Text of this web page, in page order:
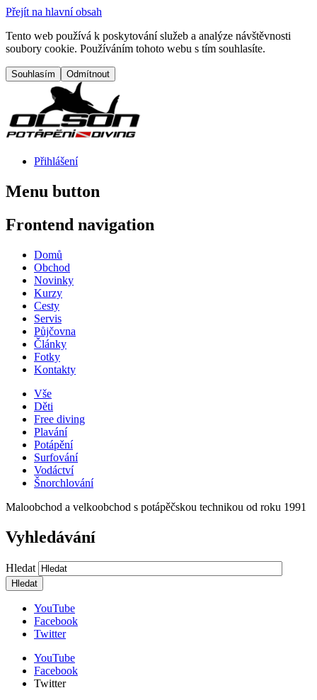
Přejít na hlavní obsah
Tento web používá k poskytování služeb a analýze návštěvnosti
soubory cookie. Používáním tohoto webu s tím souhlasíte.
Přihlášení
Menu button
Frontend navigation
Domů
Obchod
Novinky
Kurzy
Cesty
Servis
Půjčovna
Články
Fotky
Kontakty
Vše
Děti
Free diving
Plavání
Potápění
Surfování
Vodáctví
Šnorchlování
Maloobchod a velkoobchod s potápěčskou technikou od roku 1991
Vyhledávání
Hledat
YouTube
Facebook
Twitter
YouTube
Facebook
Twitter